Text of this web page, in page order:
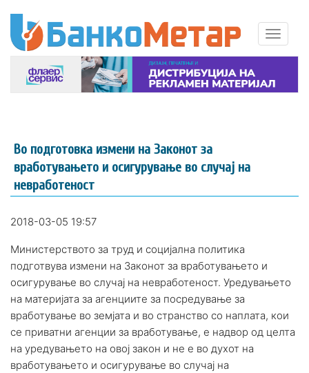
Во подготовка измени на Законот за
вработувањето и осигурување во случај на
невработеност
2018-03-05 19:57
Министерството за труд и социјална политика
подготвува измени на Законот за вработувањето и
осигурување во случај на невработеност. Уредувањето
на материјата за агенциите за посредување за
вработување во земјата и во странство со наплата, кои
се приватни агенции за вработување, е надвор од целта
на уредувањето на овој закон и не е во духот на
вработувањето и осигурување во случај на